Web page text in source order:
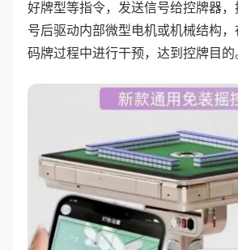
好牌型等指令，发送信号给控牌器
号后驱动内部微型电机或机械结构，
码牌过程中进行干预，达到控牌目的